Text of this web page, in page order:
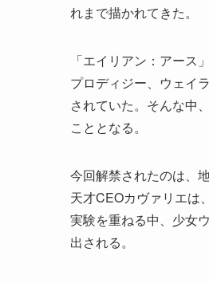
れまで描かれてきた。
「エイリアン：アー
プロディジー、ウェイ
されていた。そんな中
こととなる。
今回解禁されたのは、
天才CEOカヴァリエは
実験を重ねる中、少女
出される。